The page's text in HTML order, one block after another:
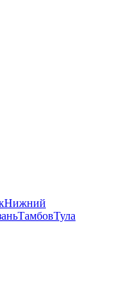
Нижний
ТамбовТула